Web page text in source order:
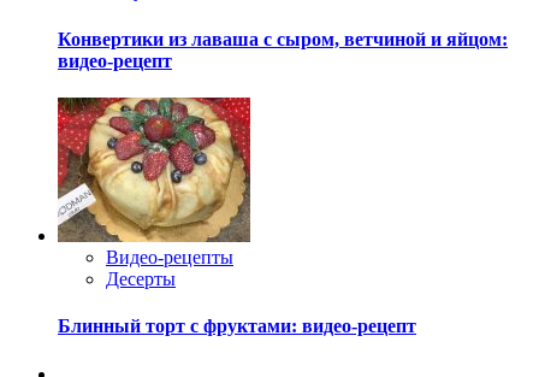
Конвертики из лаваша с сыром, ветчиной и яйцом:
видео-рецепт
Видео-рецепты
Десерты
Блинный торт с фруктами: видео-рецепт